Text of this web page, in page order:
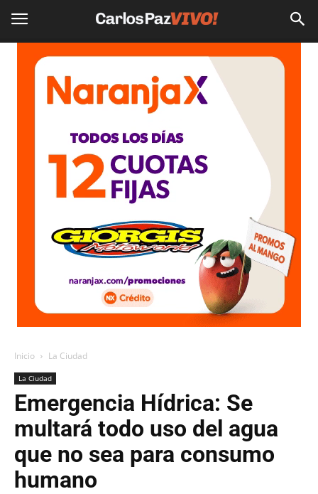
Inicio La Ciudad
La Ciudad
Emergencia Hídrica: Se
multará todo uso del agua
que no sea para consumo
humano